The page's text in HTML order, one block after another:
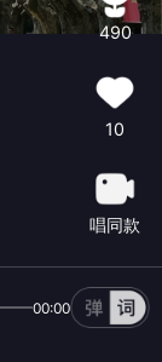
490
10
唱同款
00:00